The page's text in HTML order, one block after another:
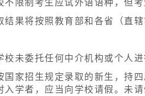
结果将按照教育部和各省（直
校未委托任何中介机构或个人进
国家招生规定录取的新生，持
入学者，应当向学校请假。未